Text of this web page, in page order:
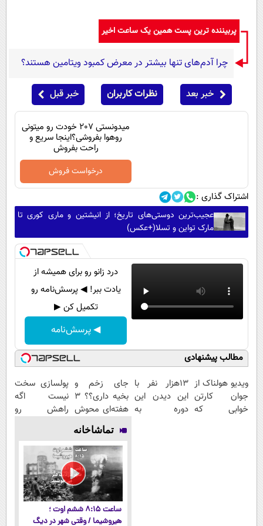
پربیننده ترین پست همین یک ساعت اخیر
چرا آدم‌های تنها بیشتر در معرض کمبود ویتامین هستند؟
خبر بعد نظرات کاربران خبر قبل
میدونستی 207 خودت رو میتونی
روهوا بفروشی؟اینجا سریع و
راحت بفروش
درخواست فروش
اشتراک گذاری :
عجیب‌ترین دوستی‌های تاریخ؛ از انیشتین و ماری کوری تا
مارک تواین و تسلا(+عکس)
درد زانو رو برای همیشه از
یادت ببر! ◀ پرسش‌نامه رو
تکمیل کن ▶
◀ پرسش‌نامه
مطالب پیشنهادی
ویدیو هولناک از
جوان کارتن
خوابی که
13هزار نفر با
این دیدن این
دوره به
جای زخم و
بخیه داری؟؟ 3
هفته‌ای محوش
پولسازی سخت
نیست اگه
راهش رو
تماشاخانه
ساعت ۸:۱۵ ششم اوت ؛
هیروشیما / وقتی شهر در دیگ